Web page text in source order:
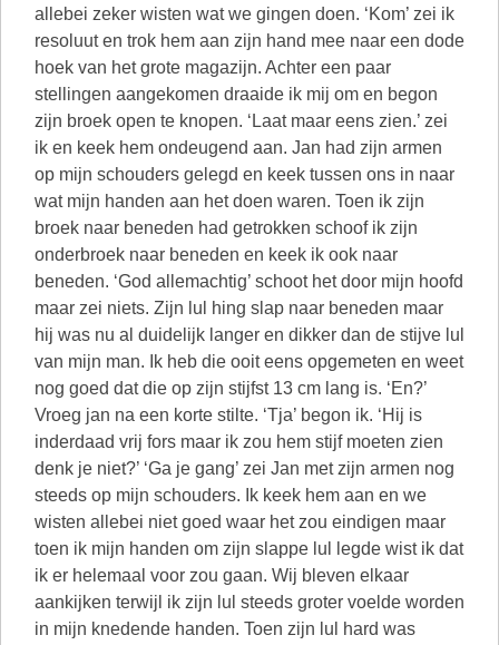
allebei zeker wisten wat we gingen doen. ‘Kom’ zei ik
resoluut en trok hem aan zijn hand mee naar een dode
hoek van het grote magazijn. Achter een paar
stellingen aangekomen draaide ik mij om en begon
zijn broek open te knopen. ‘Laat maar eens zien.’ zei
ik en keek hem ondeugend aan. Jan had zijn armen
op mijn schouders gelegd en keek tussen ons in naar
wat mijn handen aan het doen waren. Toen ik zijn
broek naar beneden had getrokken schoof ik zijn
onderbroek naar beneden en keek ik ook naar
beneden. ‘God allemachtig’ schoot het door mijn hoofd
maar zei niets. Zijn lul hing slap naar beneden maar
hij was nu al duidelijk langer en dikker dan de stijve lul
van mijn man. Ik heb die ooit eens opgemeten en weet
nog goed dat die op zijn stijfst 13 cm lang is. ‘En?’
Vroeg jan na een korte stilte. ‘Tja’ begon ik. ‘Hij is
inderdaad vrij fors maar ik zou hem stijf moeten zien
denk je niet?’ ‘Ga je gang’ zei Jan met zijn armen nog
steeds op mijn schouders. Ik keek hem aan en we
wisten allebei niet goed waar het zou eindigen maar
toen ik mijn handen om zijn slappe lul legde wist ik dat
ik er helemaal voor zou gaan. Wij bleven elkaar
aankijken terwijl ik zijn lul steeds groter voelde worden
in mijn knedende handen. Toen zijn lul hard was